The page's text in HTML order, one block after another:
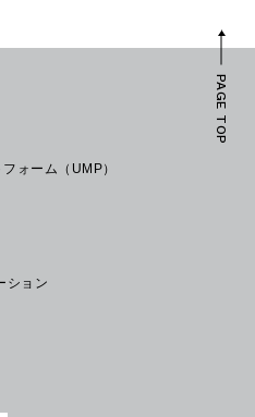
ォーム（UMP）
ション
PAGE TOP